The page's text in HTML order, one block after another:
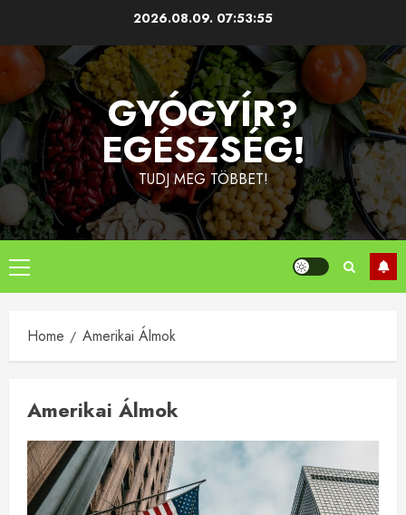
content
2026.08.09. 07:53:55
GYÓGYÍR?
EGÉSZSÉG!
TUDJ MEG TÖBBET!
Primary
Menu
Home Amerikai Álmok
Amerikai Álmok